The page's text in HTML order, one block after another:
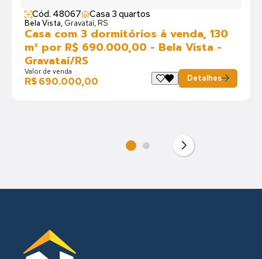
Cód. 48067 Casa 3 quartos
Bela Vista, Gravataí, RS
Casa com 3 dormitórios à venda, 130
m² por R$ 690.000,00 - Bela Vista -
Gravataí/RS
Valor de venda
R$ 690.000,00 Detalhes